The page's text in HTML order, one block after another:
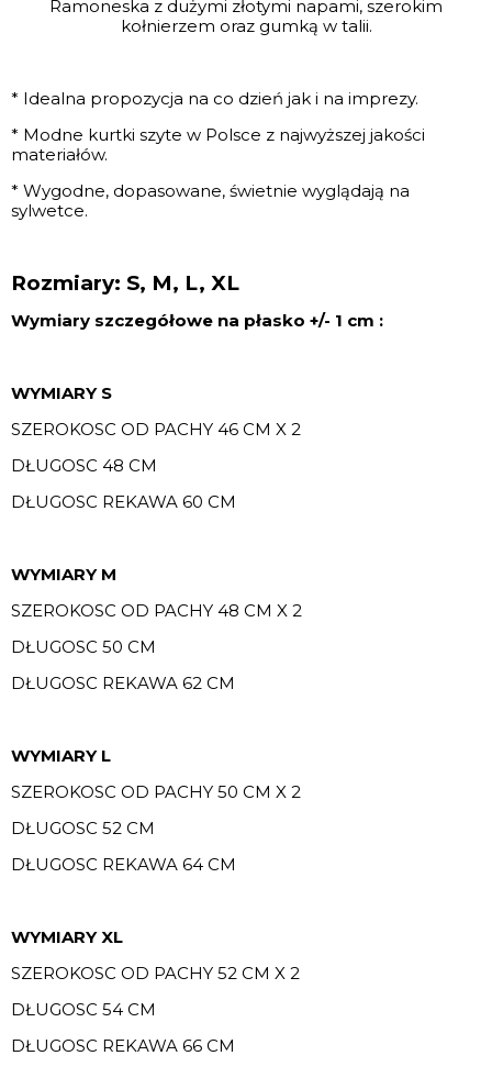
Ramoneska z dużymi złotymi napami, szerokim
kołnierzem oraz gumką w talii.
* Idealna propozycja na co dzień jak i na imprezy.
* Modne kurtki szyte w Polsce z najwyższej jakości
materiałów.
* Wygodne, dopasowane, świetnie wyglądają na
sylwetce.
Rozmiary: S, M, L, XL
Wymiary szczegółowe na płasko +/- 1 cm :
WYMIARY S
SZEROKOSC OD PACHY 46 CM X 2
DŁUGOSC 48 CM
DŁUGOSC REKAWA 60 CM
WYMIARY M
SZEROKOSC OD PACHY 48 CM X 2
DŁUGOSC 50 CM
DŁUGOSC REKAWA 62 CM
WYMIARY L
SZEROKOSC OD PACHY 50 CM X 2
DŁUGOSC 52 CM
DŁUGOSC REKAWA 64 CM
WYMIARY XL
SZEROKOSC OD PACHY 52 CM X 2
DŁUGOSC 54 CM
DŁUGOSC REKAWA 66 CM